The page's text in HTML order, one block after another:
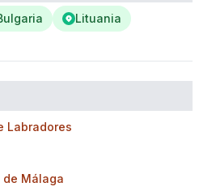
Lituania
Labradores
de Málaga